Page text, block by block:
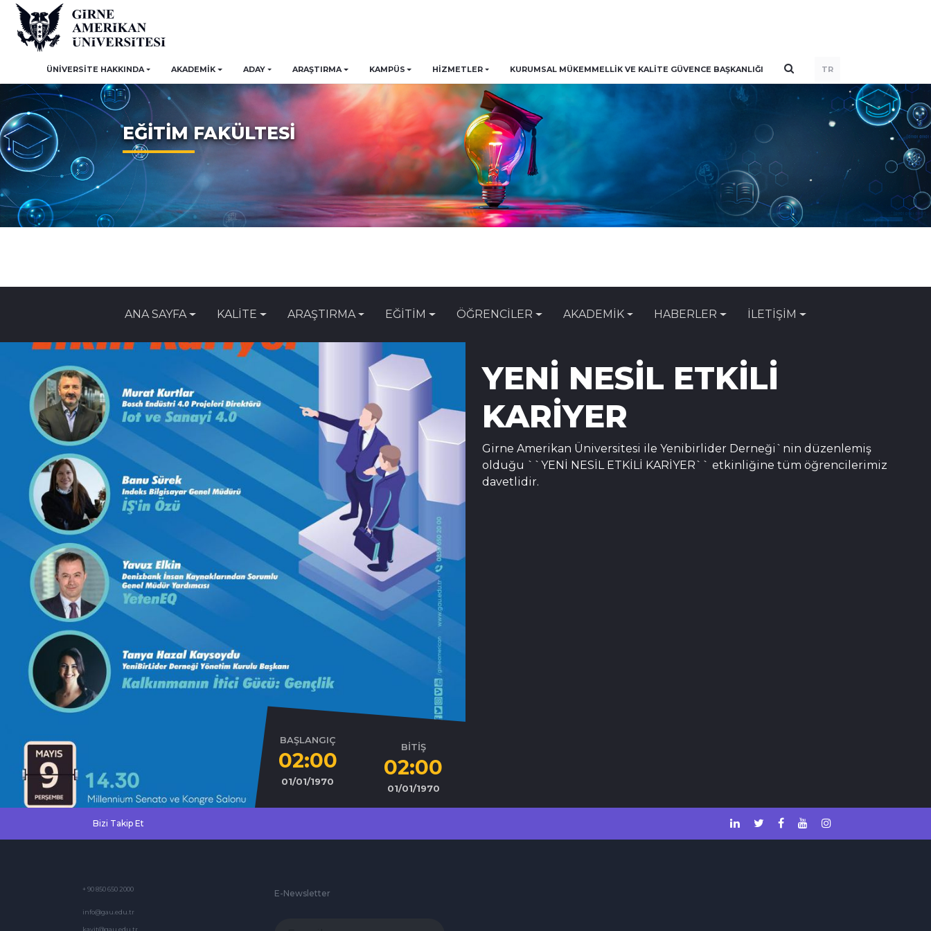
ÜNİVERSİTE HAKKINDA AKADEMİK ADAY ARAŞTIRMA KAMPÜS HİZMETLER KURUMSAL MÜKEMMELLIK VE KALITE GÜVENCE BAŞKANLIĞI TR
EĞİTİM FAKÜLTESİ
ANA SAYFA KALİTE ARAŞTIRMA EĞİTİM ÖĞRENCİLER AKADEMİK HABERLER İLETİŞİM
BAŞLANGIÇ
02:00
01/01/1970
BİTİŞ
02:00
01/01/1970
YENİ NESİL ETKİLİ
KARİYER
Girne Amerikan Üniversitesi ile Yenibirlider Derneği`nin düzenlemiş
olduğu `` YENİ NESİL ETKİLİ KARİYER`` etkinliğine tüm öğrencilerimiz
davetlidir.
Bizi Takip Et
+ 90 850 650 2000
info@gau.edu.tr
kayit@gau.edu.tr
E-Newsletter